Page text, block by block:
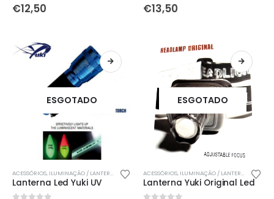
0out of 5
€12,50 0out of 5
€13,50
ESGOTADO
ACESSÓRIOS, ILUMINAÇÃO / LANTERNAS / STARLIGHTS ,PROMOÇÕES!!
Lanterna Led Yuki UV
ESGOTADO
ACESSÓRIOS, ILUMINAÇÃO / LANTERNAS / STARLIGHTS
Lanterna Yuki Original Led